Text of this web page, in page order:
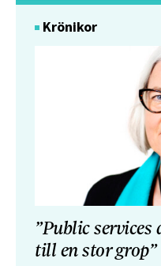
Krönikor
”Public
till en stor grop”